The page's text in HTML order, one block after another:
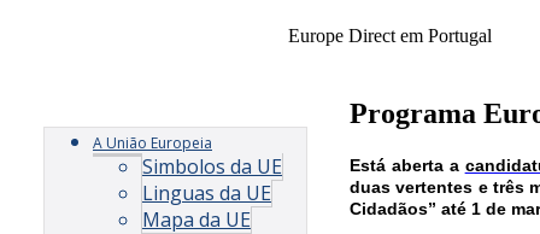
Europe Direct em Portugal
A União Europeia
Simbolos da UE
Linguas da UE
Mapa da UE
Programa
Está aberta a
duas vertentes e três
Cidadãos” até 1 de